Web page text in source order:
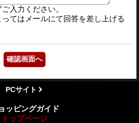
入力ください。
てはメールにて回答を差し上げる
PCサイト
ッピングガイド
トップページ